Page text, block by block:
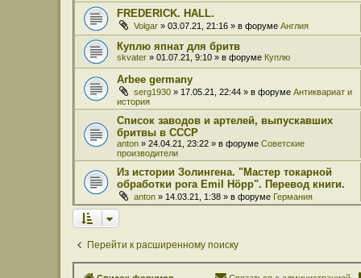
FREDERICK. HALL.
Volgar » 03.07.21, 21:16 » в форуме Англия
Куплю япнат для бритв
skvater » 01.07.21, 9:10 » в форуме Куплю
Arbee germany
serg1930 » 17.05.21, 22:44 » в форуме Антиквариат и
история
Список заводов и артелей, выпускавших
бритвы в СССР
anton » 24.04.21, 23:22 » в форуме Советские
производители
Из истории Золингена. "Мастер токарной
обработки рога Emil Höpp". Перевод книги.
anton » 14.03.21, 1:38 » в форуме Германия
Перейти к расширенному поиску